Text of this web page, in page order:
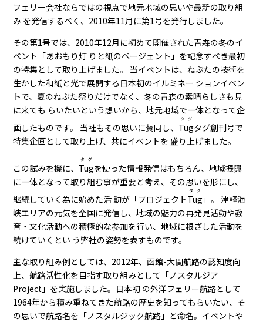
フェリー会社ならではの視点で地元地域の思いや最新の取り組
み を発信するべく、2010年11月に第1号を発行しました。
その第1号では、2010年12月に初めて開催された青森の冬のイ
ベント「あおもり灯 りと紙のページェント」を記念すべき最初
の特集として取り上げました。 当イベントは、ねぶたの技術を
生かした和紙と光で展開する日本初のイルミネー ションイベン
トで、夏のねぶた祭りだけでなく、冬の青森の素晴らしさも見
に来ても らいたいという想いから、地元地域で一体となって企
画したものです。 当社もその思いに賛同し、 Tug
タグ
タグ創刊号で
特集企画として取り上げ、共にイベントを 盛り上げました。
この試みを機に、 Tug
タグ
を使った情報発信はもちろん、地域振興
に一体となって取り組む事が重要と考え、その思いを形にし、
継続していく為に始めた活 動が「プロジェクトTug
タグ
」。 津軽海
峡エリアの元気を全国に発信し、地域の魅力の再発見活動や教
育・文化活動への積極的な参加を行い、地域に根ざした活動を
続けていくとい う弊社の姿勢を表すものです。
主な取り組み例としては、2012年、函館-大間航路の認知度向
上、航路活性化を目指す取り組みとして「ノスタルジア
Project」を実施しました。日本初 の外洋フェリー航路として
1964年から積み重ねてきた航路の歴史を知ってもらいたい、そ
の思いで航路名を「ノスタルジック航路」と命名。イベントや